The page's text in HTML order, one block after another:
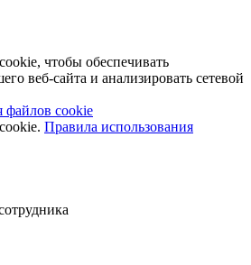
чтобы обеспечивать
веб-сайта и анализировать сетевой
файлов cookie
Правила использования